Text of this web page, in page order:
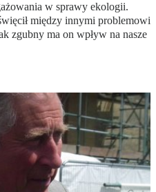
w sprawy ekologii.
między innymi problemowi
zgubny ma on wpływ na nasze